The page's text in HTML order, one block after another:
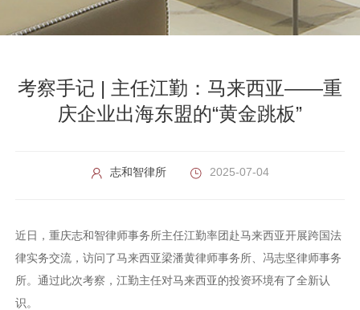
考察手记 | 主任江勤：马来西亚——重
庆企业出海东盟的“黄金跳板”
志和智律所 2025-07-04
近日，重庆志和智律师事务所主任江勤率团赴马来西亚开展跨国法
律实务交流，访问了马来西亚梁潘黄律师事务所、冯志坚律师事务
所。通过此次考察，江勤主任对马来西亚的投资环境有了全新认
识。